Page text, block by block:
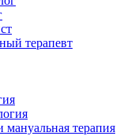
терапевт
терапия